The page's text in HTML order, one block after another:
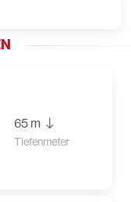
65 m
Tiefenmeter